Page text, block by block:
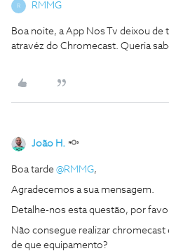
R RMMG
Boa noite, a App Nos Tv deixou de
atravéz do Chromecast. Queria
João H.
Boa tarde @RMMG,
Agradecemos a sua mensagem.
Detalhe-nos esta questão, por
Não consegue realizar
de que equipamento?